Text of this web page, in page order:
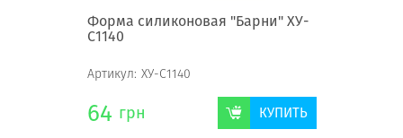
Форма силиконовая "Барни" ХУ-
С1140
Артикул: ХУ-С1140
64 грн КУПИТЬ